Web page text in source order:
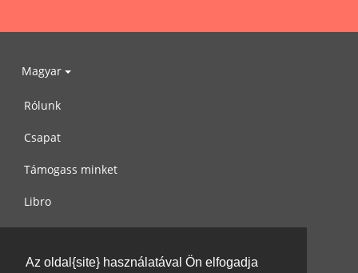
Az oldal{site} használatával Ön elfogadja
Magyar
Rólunk
Csapat
Támogass minket
Libro
Használati feltételek